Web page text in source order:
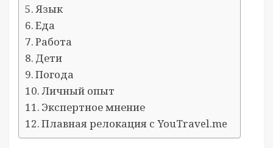
Язык
Еда
Работа
Дети
Погода
Личный опыт
Экспертное мнение
Плавная релокация с YouTravel.me